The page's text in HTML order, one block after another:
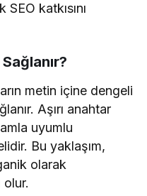
katkısını
metin içine dengeli
Aşırı anahtar
uyumlu
Bu yaklaşım,
olarak
olur.